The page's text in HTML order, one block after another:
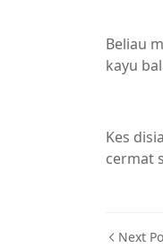
Beliau
kayu
Kes
cermat
Next